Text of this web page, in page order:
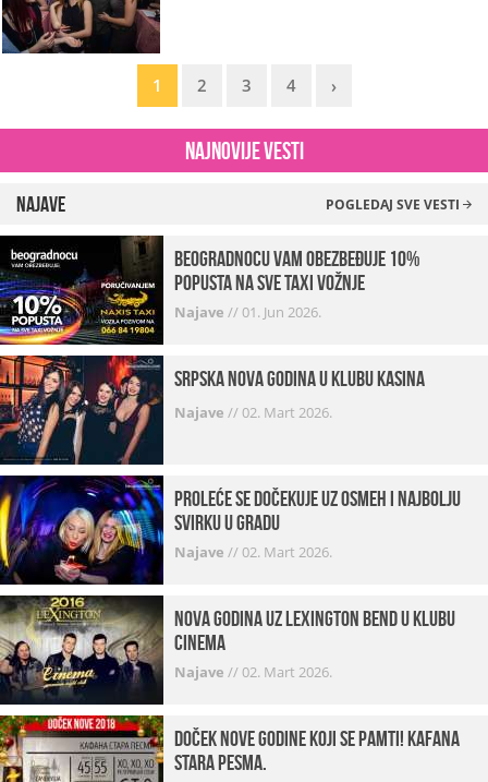
1 2 3 4 ›
Najnovije vesti
Najave POGLEDAJ SVE VESTI
beogradnocu vam obezbeđuje 10%
popusta na sve taxi vožnje
Najave //01. Jun 2026.
Srpska Nova godina u klubu Kasina
Najave //02. Mart 2026.
Proleće se dočekuje uz osmeh i najbolju
svirku u gradu
Najave //02. Mart 2026.
Nova godina uz Lexington bend u klubu
Cinema
Najave //02. Mart 2026.
Doček Nove godine koji se pamti! Kafana
Stara pesma.